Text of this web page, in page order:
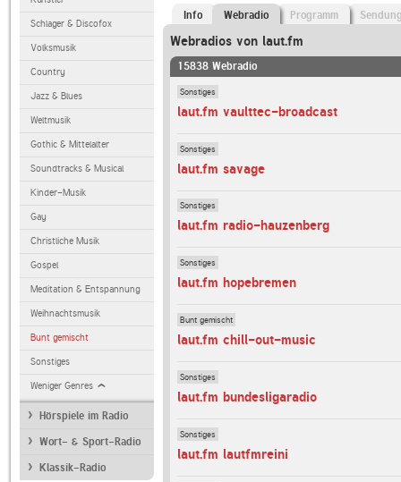
Schlager & Discofox
Volksmusik
Country
Jazz & Blues
Weltmusik
Gothic & Mittelalter
Soundtracks & Musical
Kinder-Musik
Gay
Christliche Musik
Gospel
Meditation & Entspannung
Weihnachtsmusik
Bunt gemischt
Sonstiges
Weniger Genres
Hörspiele im Radio
Wort- & Sport-Radio
Klassik-Radio
Info Webradio Programm
Webradios von laut.fm
15838 Webradio
Sonstiges
laut.fm vaulttec-broadcast
Sonstiges
laut.fm savage
Sonstiges
laut.fm radio-hauzenberg
Sonstiges
laut.fm hopebremen
Bunt gemischt
laut.fm chill-out-music
Sonstiges
laut.fm bundesligaradio
Sonstiges
laut.fm lautfmreini